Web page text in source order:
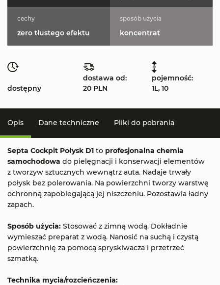
cechy
zero tłustego efektu
sposób użycia
koncentrat
dostępny
dostawa od:
20 PLN
pojemność:
1L, 10
Opis Dane techniczne Pliki do pobrania
Septa Cockpit Połysk D1 to profesjonalna chemia
samochodowa do pielęgnacji i konserwacji elementów
z tworzyw sztucznych wewnątrz auta. Nadaje trwały
połysk bez polerowania. Na powierzchni tworzy warstwę
ochronną zapobiegającą jej niszczeniu. Pozostawia ładny
zapach.
Sposób użycia: Stosować z zimną wodą. Dokładnie
wymieszać preparat z wodą. Nanosić na suchą i czystą
powierzchnię za pomocą spryskiwacza i przetrzeć
szmatką.
Technika mycia/rozcieńczenia: